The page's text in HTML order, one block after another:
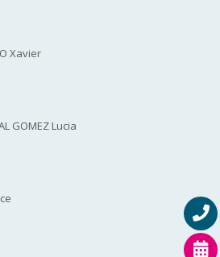
Xavier
GOMEZ Lucia